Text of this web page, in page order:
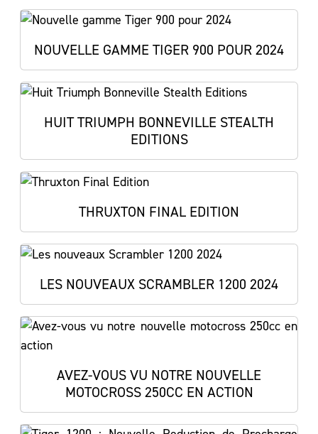
NOUVELLE GAMME TIGER 900 POUR 2024
HUIT TRIUMPH BONNEVILLE STEALTH
EDITIONS
THRUXTON FINAL EDITION
LES NOUVEAUX SCRAMBLER 1200 2024
AVEZ-VOUS VU NOTRE NOUVELLE
MOTOCROSS 250CC EN ACTION